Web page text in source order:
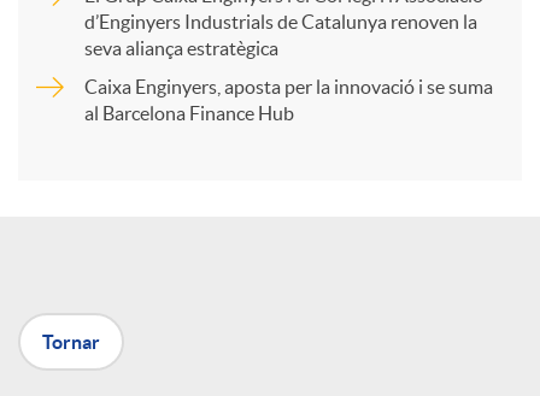
X
d’Enginyers Industrials de Catalunya renoven la
seva aliança estratègica
Caixa Enginyers, aposta per la innovació i se suma
al Barcelona Finance Hub
Tornar